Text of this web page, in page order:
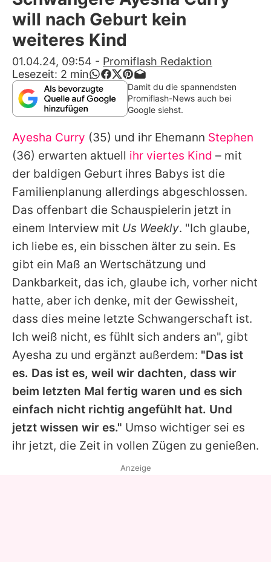
Alle Themen auf Promiflash
Jobs
App runterladen
Team
Redaktionelle Richtlinien
Impressum
Datenschutzerklärung
Nutzungsbedingungen
Utiq verwalten
will nach Geburt kein
weiteres Kind
01.04.24, 09:54 - Promiflash Redaktion
Lesezeit: 2 min
Damit du die spannendsten
Promiflash-News auch bei
Google siehst.
Ayesha Curry (35) und ihr Ehemann Stephen
(36) erwarten aktuell ihr viertes Kind – mit
der baldigen Geburt ihres Babys ist die
Familienplanung allerdings abgeschlossen.
Das offenbart die Schauspielerin jetzt in
einem Interview mit Us Weekly. "Ich glaube,
ich liebe es, ein bisschen älter zu sein. Es
gibt ein Maß an Wertschätzung und
Dankbarkeit, das ich, glaube ich, vorher nicht
hatte, aber ich denke, mit der Gewissheit,
dass dies meine letzte Schwangerschaft ist.
Ich weiß nicht, es fühlt sich anders an", gibt
Ayesha zu und ergänzt außerdem: "Das ist
es. Das ist es, weil wir dachten, dass wir
beim letzten Mal fertig waren und es sich
einfach nicht richtig angefühlt hat. Und
jetzt wissen wir es." Umso wichtiger sei es
ihr jetzt, die Zeit in vollen Zügen zu genießen.
Anzeige